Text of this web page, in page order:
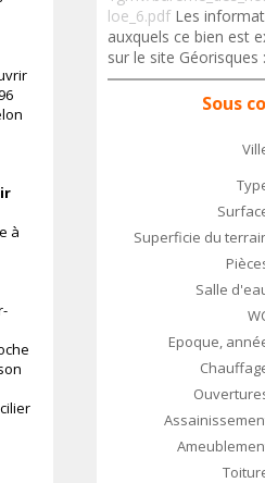
à
loe_6.pdfLes
auxquels ce bien est
sur le site
Sous
Superficie du
Salle
Epoque,